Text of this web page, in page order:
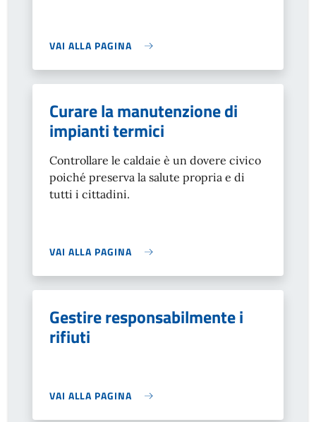
VAI ALLA PAGINA
Curare la manutenzione di
impianti termici
Controllare le caldaie è un dovere civico
poiché preserva la salute propria e di
tutti i cittadini.
VAI ALLA PAGINA
Gestire responsabilmente i
rifiuti
VAI ALLA PAGINA